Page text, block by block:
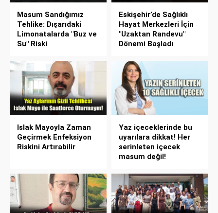
Masum Sandığımız
Tehlike: Dışarıdaki
Limonatalarda "Buz ve
Su" Riski
Eskişehir’de Sağlıklı
Hayat Merkezleri İçin
"Uzaktan Randevu"
Dönemi Başladı
Islak Mayoyla Zaman
Geçirmek Enfeksiyon
Riskini Artırabilir
Yaz içeceklerinde bu
uyarılara dikkat! Her
serinleten içecek
masum değil!